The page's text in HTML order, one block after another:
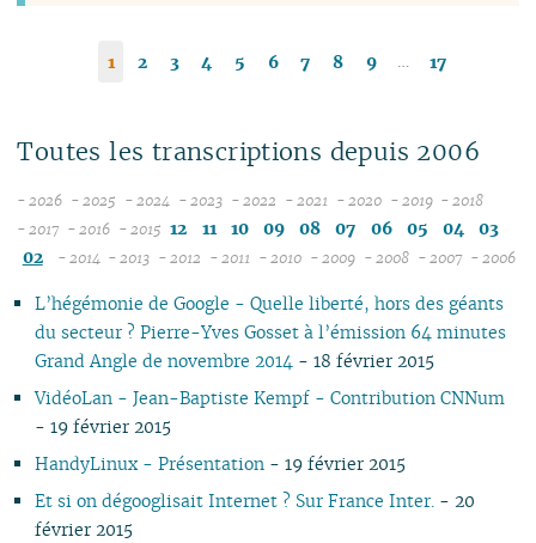
1 2 3 4 5 6 7 8 9 … 17
Toutes les transcriptions depuis 2006
- 2026
05
04
03
02
01
- 2025
09
08
07
06
05
02
01
- 2024
12
09
08
07
06
02
- 2023
12
09
08
07
06
02
- 2022
12
09
08
07
06
03
02
- 2021
12
09
08
07
06
02
- 2020
12
11
09
08
07
06
03
02
- 2019
12
09
08
06
02
- 2018
12
09
08
06
- 2017
10
09
08
07
06
04
03
02
- 2016
10
09
08
07
06
03
02
- 2015 12 11 10 09 08 07 06 05 04
03
02
- 2014
11
10
09
08
07
03
02
- 2013
10
09
08
04
02
- 2012
11
09
08
07
01
- 2011
11
10
09
08
04
- 2010
11
10
09
08
04
- 2009 - 2008
11
10
06
01
- 2007 - 2006
L’hégémonie de Google - Quelle liberté, hors des géants
du secteur ? Pierre-Yves Gosset à l’émission 64 minutes
Grand Angle de novembre 2014 - 18 février 2015
VidéoLan - Jean-Baptiste Kempf - Contribution CNNum
- 19 février 2015
HandyLinux - Présentation- 19 février 2015
Et si on dégooglisait Internet ? Sur France Inter.- 20
février 2015